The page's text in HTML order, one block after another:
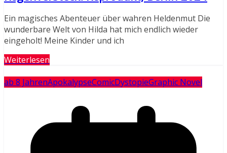
Ein magisches Abenteuer über wahren Heldenmut Die
wunderbare Welt von Hilda hat mich endlich wieder
eingeholt! Meine Kinder und ich
Weiterlesen
ab 8 JahrenApokalypseComicDystopieGraphic Novel